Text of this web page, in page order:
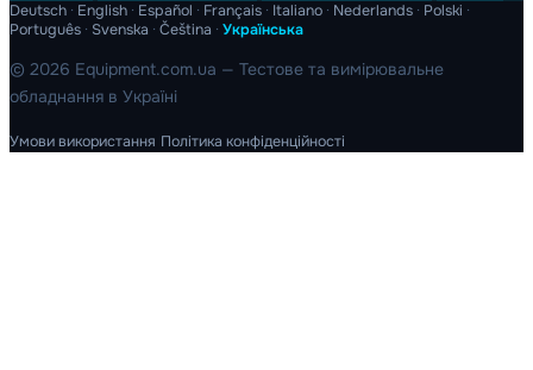
Deutsch · English · Español · Français · Italiano · Nederlands · Polski ·
Português · Svenska · Čeština · Українська
© 2026 Equipment.com.ua — Тестове та вимірювальне
обладнання в Україні
Умови використання Політика конфіденційності